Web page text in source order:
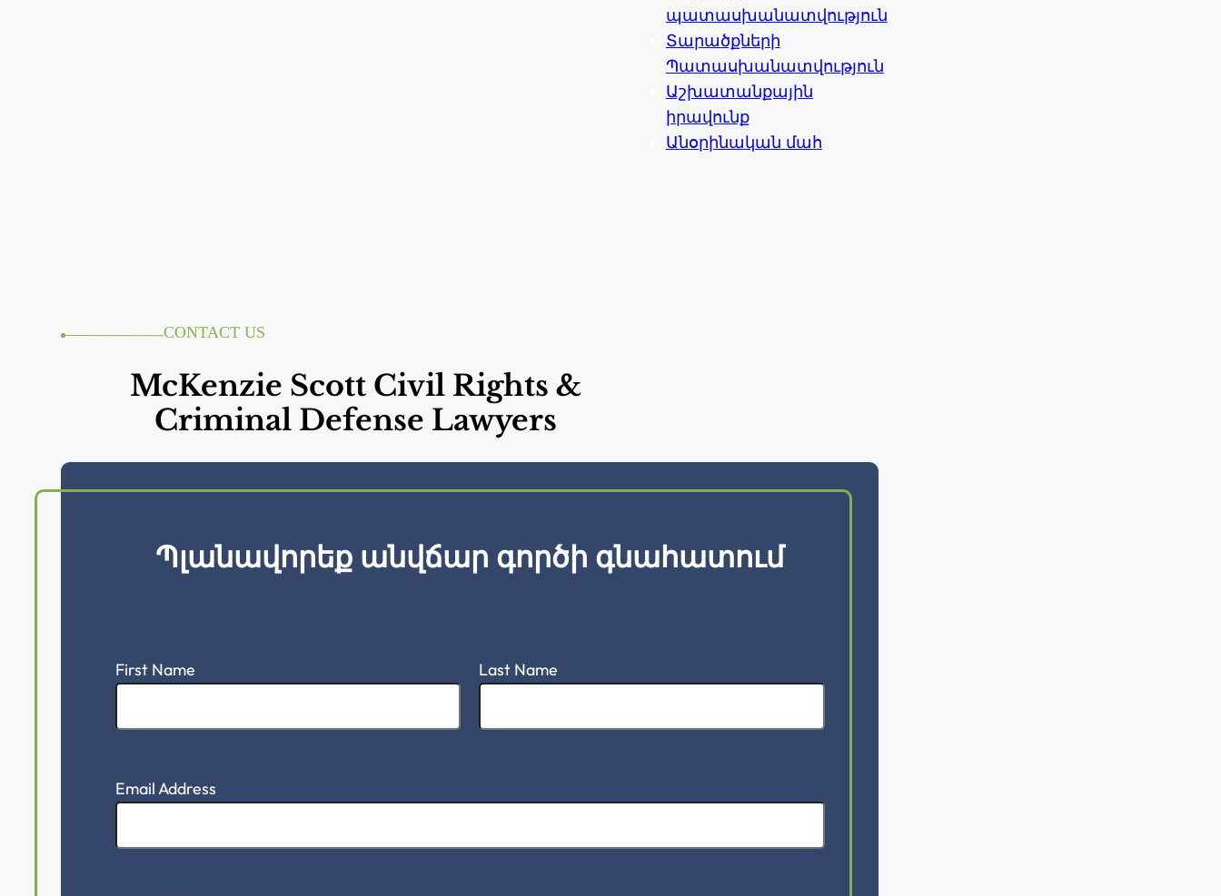
պատասխանատվություն
Տարածքների
Պատասխանատվություն
Աշխատանքային
իրավունք
Անօրինական մահ
CONTACT US
McKenzie Scott Civil Rights &
Criminal Defense Lawyers
Պլանավորեք անվճար գործի գնահատում
First Name Last Name
Email Address